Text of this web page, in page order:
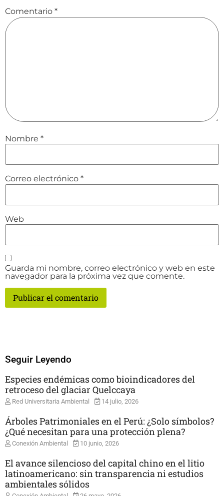
Comentario *
Nombre *
Correo electrónico *
Web
Guarda mi nombre, correo electrónico y web en este
navegador para la próxima vez que comente.
Seguir Leyendo
Especies endémicas como bioindicadores del
retroceso del glaciar Quelccaya
Red Universitaria Ambiental 14 julio, 2026
Árboles Patrimoniales en el Perú: ¿Solo símbolos?
¿Qué necesitan para una protección plena?
Conexión Ambiental 10 junio, 2026
El avance silencioso del capital chino en el litio
latinoamericano: sin transparencia ni estudios
ambientales sólidos